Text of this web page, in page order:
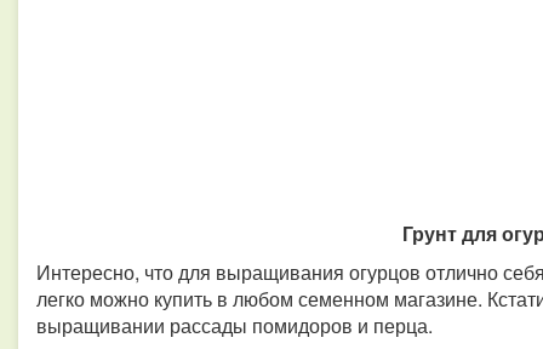
Грунт для
Интересно, что для выращивания огурцов отлично
легко можно купить в любом семенном магазине.
выращивании рассады помидоров и перца.